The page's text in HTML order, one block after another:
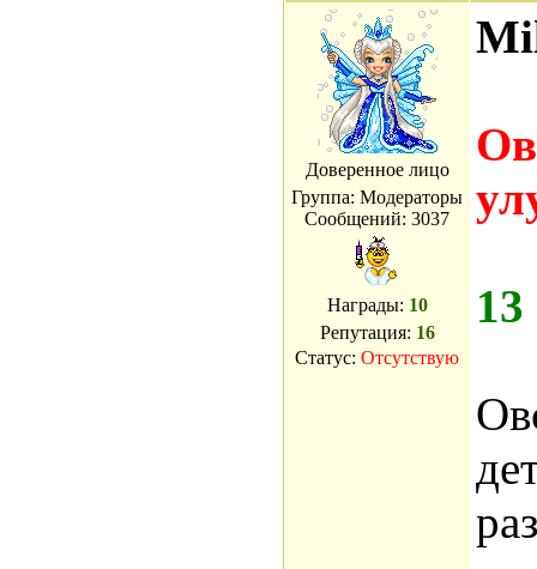
Доверенное лицо
Группа: Модераторы
Сообщений: 3037
Награды: 10
Репутация: 16
Статус: Отсутствую